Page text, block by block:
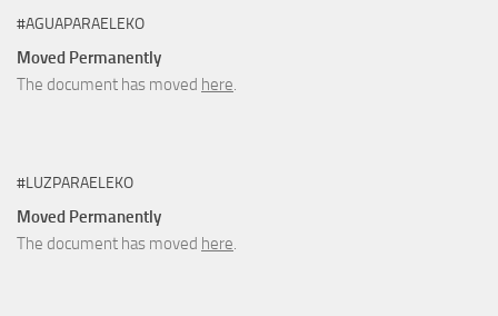
#AGUAPARAELEKO
Moved Permanently
The document has moved here.
#LUZPARAELEKO
Moved Permanently
The document has moved here.